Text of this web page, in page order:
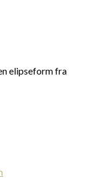
elipseform fra